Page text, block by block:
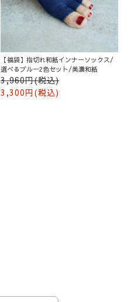
【福袋】指切れ和紙インナーソックス/
選べるブルー2色セット/美濃和紙
3,960円(税込)
3,300円(税込)